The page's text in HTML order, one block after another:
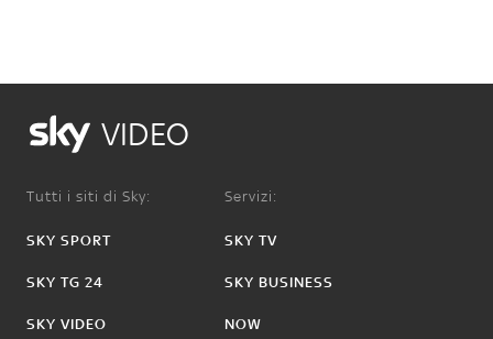
VIDEO
Tutti i siti di Sky:
SKY SPORT
SKY TG 24
SKY VIDEO
Servizi:
SKY TV
SKY BUSINESS
NOW